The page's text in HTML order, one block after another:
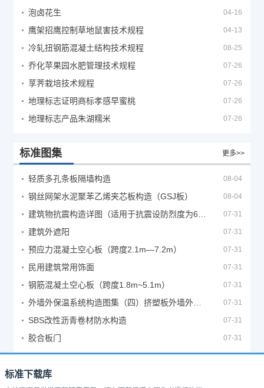
泡卤花生 04-16
鹰架招鹰控制草地鼠害技术规程 04-13
冷轧扭钢筋混凝土结构技术规程 08-25
乔化苹果园水肥管理技术规程 07-26
莩荠栽培技术规程 07-26
地理标志证明商标孝感早蜜桃 07-26
地理标志产品朱湖糯米 07-26
标准图集 更多>>
轻质多孔条板隔墙构造 08-04
钢丝网架水泥聚苯乙烯夹芯板构造（GSJ板） 08-04
07-31
建筑外遮阳 07-31
预应力混凝土空心板（跨度2.1m—7.2m） 07-31
民用建筑常用饰面 07-31
钢筋混凝土空心板（跨度1.8m~5.1m） 07-31
07-31
SBS改性沥青卷材防水构造 07-31
胶合板门 07-31
标准下载库